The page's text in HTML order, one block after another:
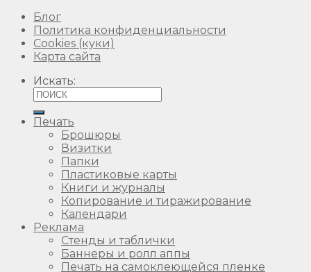
Блог
Политика конфиденциальности
Сookies (куки)
Карта сайта
Искать:
Печать
Брошюры
Визитки
Папки
Пластиковые карты
Книги и журналы
Копирование и тиражирование
Календари
Реклама
Стенды и таблички
Баннеры и ролл аппы
Печать на самоклеющейся пленке